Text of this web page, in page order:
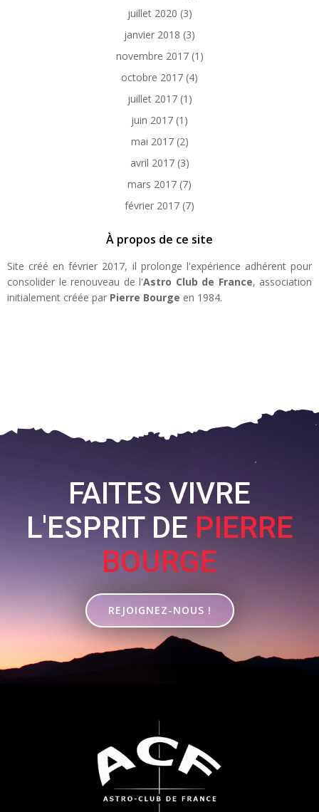
juillet 2020 (3)
janvier 2018 (3)
novembre 2017(1)
octobre 2017 (4)
juillet 2017(1)
juin 2017 (1)
mai 2017(2)
avril 2017(3)
mars 2017 (7)
février 2017 (7)
À propos de ce site
Site créé en février 2017, il prolonge l'expérience adhérent pour
consolider le renouveau de l'Astro Club de France, association
initialement créée par Pierre Bourge en 1984.
FAITES VIVRE
L'ESPRIT DE PIERRE
BOURGE
REJOIGNEZ-NOUS !